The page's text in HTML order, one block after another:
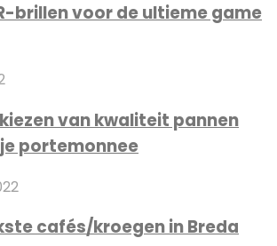
brillen voor de ultieme game
van kwaliteit pannen
portemonnee
cafés/kroegen in Breda